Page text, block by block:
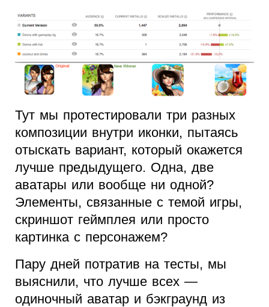
Тут мы протестировали три разных
композиции внутри иконки, пытаясь
отыскать вариант, который окажется
лучше предыдущего. Одна, две
аватары или вообще ни одной?
Элементы, связанные с темой игры,
скриншот геймплея или просто
картинка с персонажем?
Пару дней потратив на тесты, мы
выяснили, что лучше всех —
одиночный аватар и бэкграунд из